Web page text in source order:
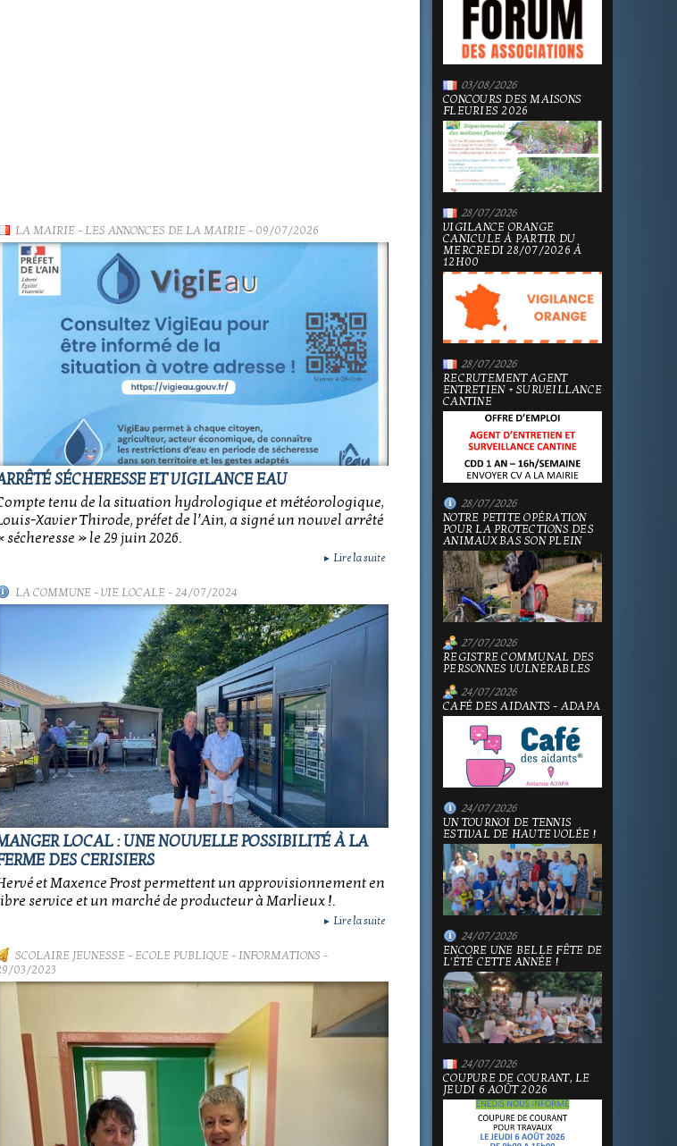
LA MAIRIE- LES ANNONCES DE LA MAIRIE- 09/07/2026
SÉCHERESSE ET VIGILANCE EAU
tenu de la situation hydrologique et météorologique,
Xavier Thirode, préfet de l’Ain, a signé un nouvel arrêté
sécheresse » le 29 juin 2026.
► Lire la suite
LA COMMUNE-VIE LOCALE- 24/07/2024
LOCAL : UNE NOUVELLE POSSIBILITÉ À LA
DES CERISIERS
et Maxence Prost permettent un approvisionnement en
service et un marché de producteur à Marlieux !.
► Lire la suite
SCOLAIRE JEUNESSE- ECOLE PUBLIQUE - INFORMATIONS -
03/2023
03/08/2026
CONCOURS DES MAISONS
FLEURIES 2026
28/07/2026
VIGILANCE ORANGE
CANICULE À PARTIR DU
MERCREDI 28/07/2026 À
12H00
28/07/2026
RECRUTEMENT AGENT
ENTRETIEN + SURVEILLANCE
CANTINE
28/07/2026
NOTRE PETITE OPÉRATION
POUR LA PROTECTIONS DES
ANIMAUX BAS SON PLEIN
27/07/2026
REGISTRE COMMUNAL DES
PERSONNES VULNÉRABLES
24/07/2026
CAFÉ DES AIDANTS - ADAPA
24/07/2026
UN TOURNOI DE TENNIS
ESTIVAL DE HAUTE VOLÉE !
24/07/2026
ENCORE UNE BELLE FÊTE DE
L'ÉTÉ CETTE ANNÉE !
24/07/2026
COUPURE DE COURANT, LE
JEUDI 6 AOÛT 2026